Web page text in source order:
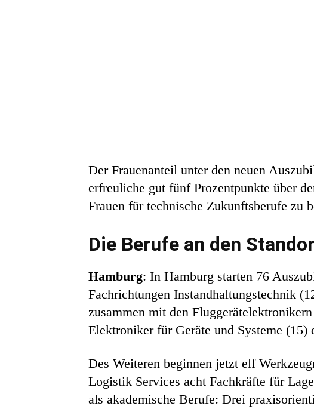
Der Frauenanteil unter den neuen
erfreuliche gut fünf Prozentpunkte über
Frauen für technische Zukunftsberufe zu
Die Berufe an den
Hamburg: In Hamburg starten 76
Fachrichtungen Instandhaltungstechnik
zusammen mit den
Elektroniker für Geräte und Systeme (15)
Des Weiteren beginnen jetzt elf
Logistik Services acht Fachkräfte für
als akademische Berufe: Drei